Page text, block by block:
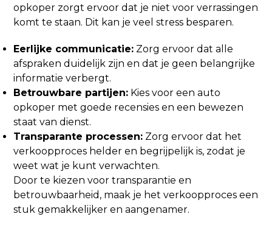
opkoper zorgt ervoor dat je niet voor verrassingen
komt te staan. Dit kan je veel stress besparen.
Eerlijke communicatie: Zorg ervoor dat alle
afspraken duidelijk zijn en dat je geen belangrijke
informatie verbergt.
Betrouwbare partijen: Kies voor een auto
opkoper met goede recensies en een bewezen
staat van dienst.
Transparante processen: Zorg ervoor dat het
verkoopproces helder en begrijpelijk is, zodat je
weet wat je kunt verwachten.
Door te kiezen voor transparantie en
betrouwbaarheid, maak je het verkoopproces een
stuk gemakkelijker en aangenamer.